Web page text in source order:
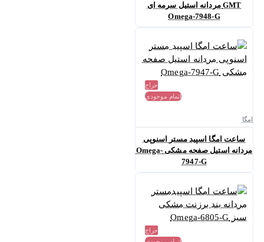
GMT مردانه استیل سرمه ای
Omega-7948-G
حراج
اتمام موجودی
امگا
ساعت امگا اسپید مستر اسنوپی
مردانه استیل صفحه مشکی Omega-
7947-G
حراج